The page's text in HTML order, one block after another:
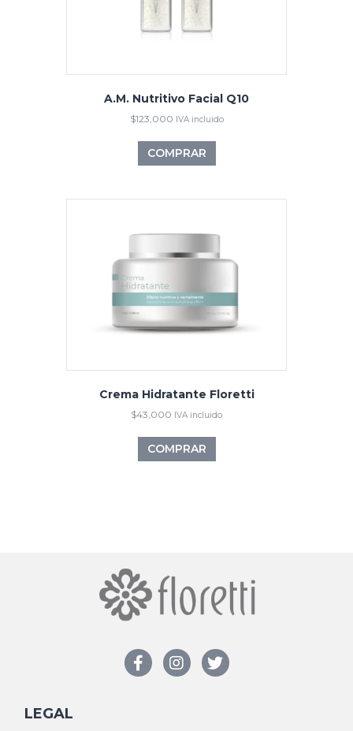
A.M. Nutritivo Facial Q10
$123,000 IVA incluido
COMPRAR
Crema Hidratante Floretti
$43,000 IVA incluido
COMPRAR
LEGAL